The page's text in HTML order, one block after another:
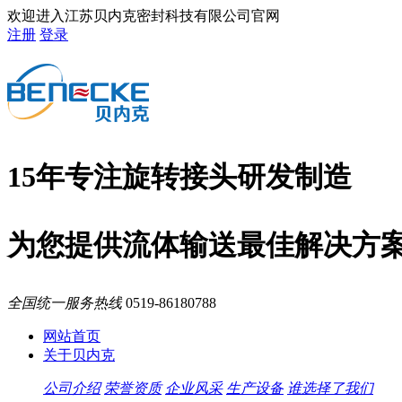
欢迎进入江苏贝内克密封科技有限公司官网
注册 登录
15年专注旋转接头研发制造
为您提供流体输送最佳解决方
全国统一服务热线0519-86180788
网站首页
关于贝内克
公司介绍 荣誉资质 企业风采 生产设备 谁选择了我们